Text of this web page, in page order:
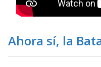
Ahora sí, la